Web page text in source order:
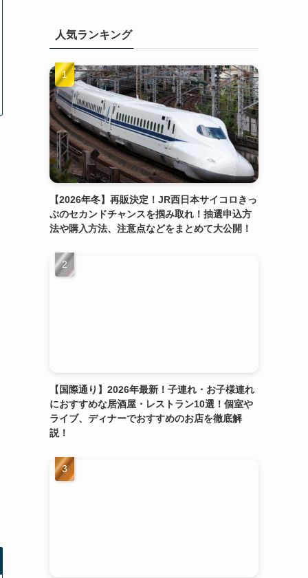
人気ランキング
【2026年冬】再販決定！JR西日本サイコロきっ
ぷのセカンドチャンスを掴み取れ！抽選申込方
法や購入方法、注意点などをまとめて大公開！
【国際通り】2026年最新！子連れ・お子様連れ
におすすめな居酒屋・レストラン10選！個室や
ライブ、ディナーでおすすめのお店を徹底解
説！